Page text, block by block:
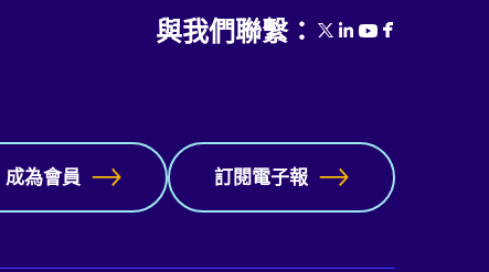
成為會員 訂閱電子報
與我們聯繫：